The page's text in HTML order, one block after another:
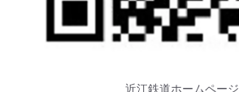
近江鉄道ホームページ